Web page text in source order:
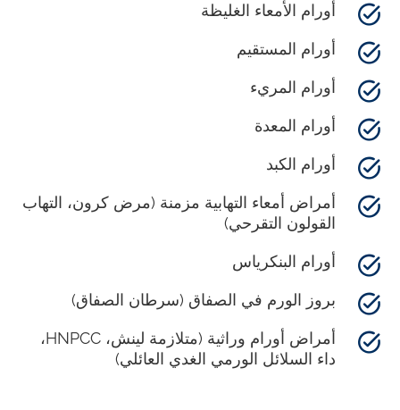
أورام الأمعاء الغليظة
أورام المستقيم
أورام المريء
أورام المعدة
أورام الكبد
أمراض أمعاء التهابية مزمنة (مرض كرون، التهاب
القولون التقرحي)
أورام البنكرياس
بروز الورم في الصفاق (سرطان الصفاق)
أمراض أورام وراثية (متلازمة لينش، HNPCC،
داء السلائل الورمي الغدي العائلي)